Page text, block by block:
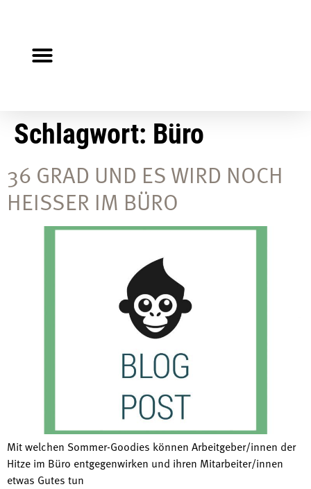
Schlagwort: Büro
36 GRAD UND ES WIRD NOCH
HEISSER IM BÜRO
Mit welchen Sommer-Goodies können Arbeitgeber/innen der
Hitze im Büro entgegenwirken und ihren Mitarbeiter/innen
etwas Gutes tun